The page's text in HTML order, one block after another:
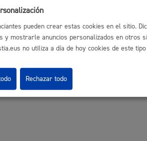
al tratamiento de sus datos, en cuyo
ejercitarsevía on lineo presencial
de sus derechos no ha sido
Dirección: C/ Beato Tomás de
de datos del Ayuntamiento,
pueden crear estas cookies en el sitio.
y mostrarle anuncios personalizados en otros
no utiliza a día de hoy cookies de este
Rechazar todo